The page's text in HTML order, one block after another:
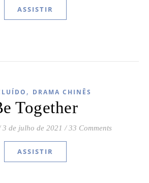
ASSISTIR
, DRAMA CHINÊS
Together
3 de julho de 2021 / 33 Comments
ASSISTIR